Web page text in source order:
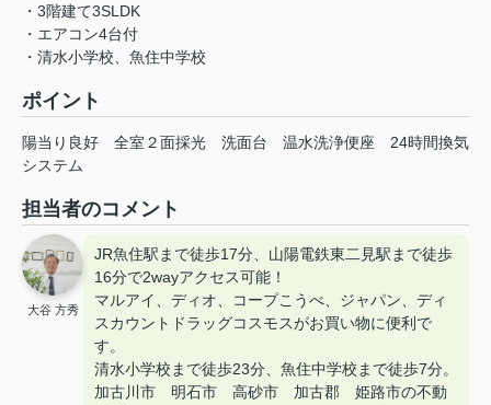
・3階建て3SLDK
・エアコン4台付
・清水小学校、魚住中学校
ポイント
陽当り良好 全室２面採光 洗面台 温水洗浄便座
24時間換気
システム
担当者のコメント
大谷 方秀
JR魚住駅まで徒歩17分、山陽電鉄東二見駅まで徒歩
16分で2wayアクセス可能！
マルアイ、ディオ、コープこうべ、ジャパン、ディ
スカウントドラッグコスモスがお買い物に便利で
す。
清水小学校まで徒歩23分、魚住中学校まで徒歩7分。
加古川市 明石市 高砂市 加古郡 姫路市の不動